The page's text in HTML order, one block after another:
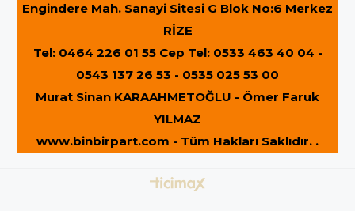
Engindere Mah. Sanayi Sitesi G Blok No:6 Merkez
RİZE
Tel: 0464 226 01 55 Cep Tel: 0533 463 40 04 -
0543 137 26 53 - 0535 025 53 00
Murat Sinan KARAAHMETOĞLU - Ömer Faruk
YILMAZ
www.binbirpart.com - Tüm Hakları Saklıdır. .